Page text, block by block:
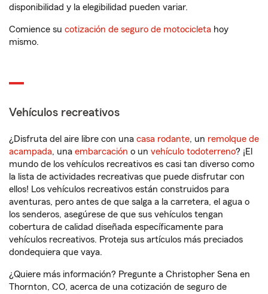
disponibilidad y la elegibilidad pueden variar.
Comience su cotización de seguro de motocicleta hoy
mismo.
Vehículos recreativos
¿Disfruta del aire libre con una casa rodante, un remolque de
acampada, una embarcación o un vehículo todoterreno? ¡El
mundo de los vehículos recreativos es casi tan diverso como
la lista de actividades recreativas que puede disfrutar con
ellos! Los vehículos recreativos están construidos para
aventuras, pero antes de que salga a la carretera, el agua o
los senderos, asegúrese de que sus vehículos tengan
cobertura de calidad diseñada específicamente para
vehículos recreativos. Proteja sus artículos más preciados
dondequiera que vaya.
¿Quiere más información? Pregunte a Christopher Sena en
Thornton, CO, acerca de una cotización de seguro de